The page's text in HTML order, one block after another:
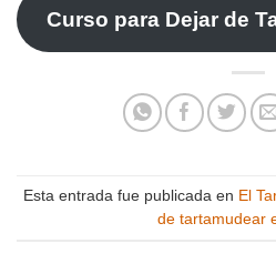
Curso para Dejar de
Esta entrada fue publicada en El
de tartamudear